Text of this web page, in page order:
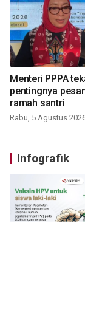
Menteri PPPA
pentingnya
ramah santri
Rabu, 5 Agustus
Infografik